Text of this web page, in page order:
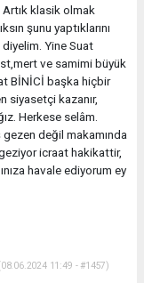
klasik olmak
şunu yaptıklarını
Yine Suat
ve samimi büyük
BİNİCİ başka hiçbir
siyasetçi kazanır,
Herkese selâm.
gezen değil makamında
icraat hakikattir,
havale ediyorum ey
11:49 - #1457)